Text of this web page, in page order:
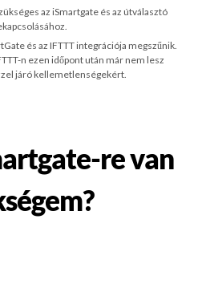
az iSmartgate és az útválasztó
és az IFTTT integrációja megszűnik.
n ezen időpont után már nem lesz
járó kellemetlenségekért.
re van